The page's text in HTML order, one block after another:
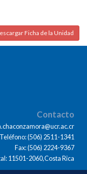
Ficha de la Unidad
Contacto
Teléfono: (506) 2511-1341
Fax: (506) 2224-9367
11501-2060,Costa Rica